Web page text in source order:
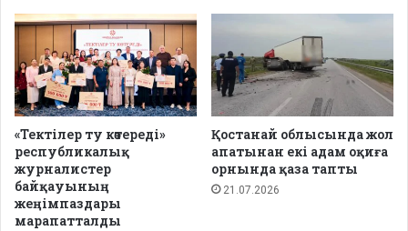
«Тектілер ту көтереді»
республикалық
журналистер
байқауының
жеңімпаздары
марапатталды
Қостанай облысында жол
апатынан екі адам оқиға
орнында қаза тапты
21.07.2026